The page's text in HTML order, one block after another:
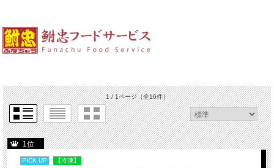
1 / 1ページ（全16件）
1位
PICK UP 【冷凍】